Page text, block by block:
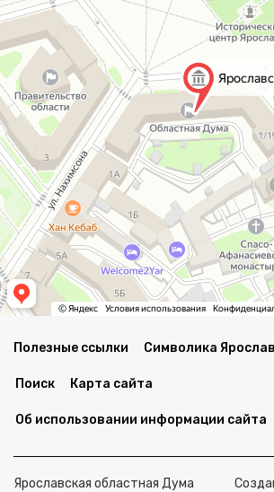
Полезные ссылки Символика
Поиск Карта сайта
Об использовании информации сайта
Ярославская областная Дума